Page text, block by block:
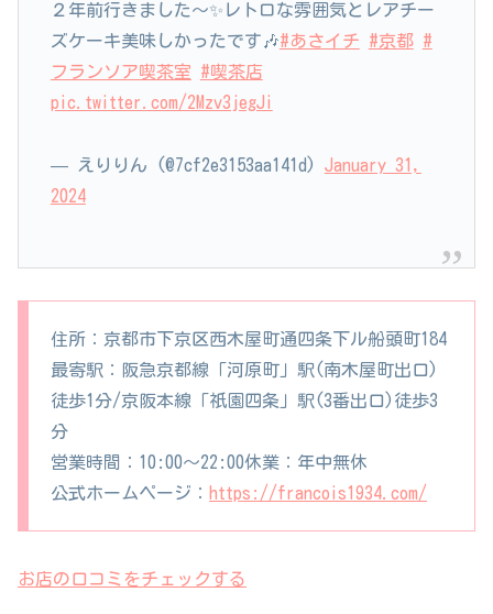
２年前行きました〜✨レトロな雰囲気とレアチー
ズケーキ美味しかったです🎶#あさイチ #京都 #
フランソア喫茶室
#喫茶店
pic.twitter.com/2Mzv3jegJi
— えりりん (@7cf2e3153aa141d) January 31,
2024
住所：京都市下京区西木屋町通四条下ル船頭町184
最寄駅：阪急京都線「河原町」駅(南木屋町出口)
徒歩1分/京阪本線「祇園四条」駅(3番出口)徒歩3
分
営業時間： 10:00～22:00休業：年中無休
公式ホームページ： https://francois1934.com/
お店の口コミをチェックする